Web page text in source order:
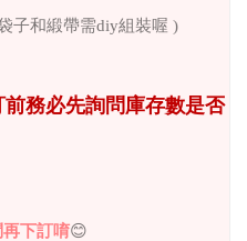
子和緞帶需diy組裝喔 )
務必先詢問庫存數是否
下訂唷😊